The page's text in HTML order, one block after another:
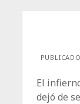
El
dejó de